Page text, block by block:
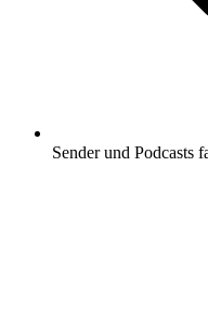
Sender und Podcasts